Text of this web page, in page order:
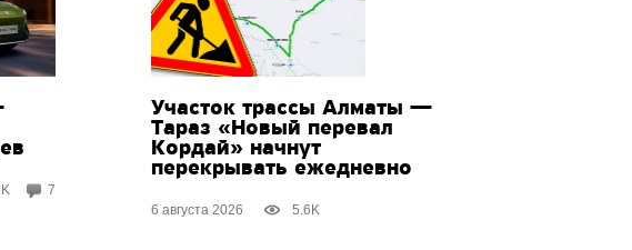
7
Участок трассы Алматы —
Тараз «Новый перевал
Кордай» начнут
перекрывать ежедневно
6 августа 2026 5.6K